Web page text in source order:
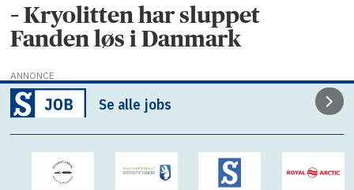
– Kryolitten har sluppet
Fanden løs i Danmark
ANNONCE
Se alle jobs